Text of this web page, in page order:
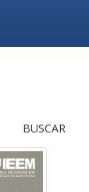
BUSCAR